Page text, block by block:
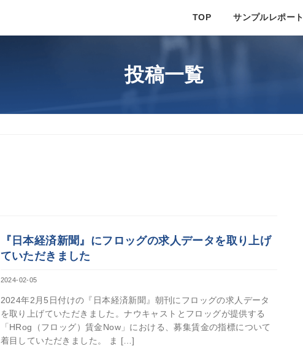
TOP サンプルレポート
投稿一覧
『日本経済新聞』にフロッグの求人データを取り上げ
ていただきました
2024-02-05
2024年2月5日付けの『日本経済新聞』朝刊にフロッグの求人データ
を取り上げていただきました。ナウキャストとフロッグが提供する
「HRog（フロッグ）賃金Now」における、募集賃金の指標について
着目していただきました。 ま […]